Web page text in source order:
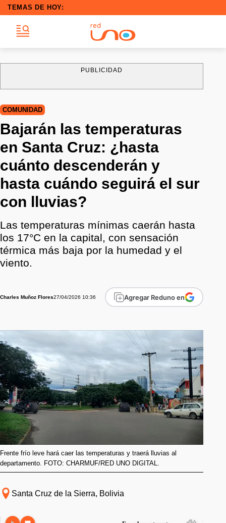
TEMAS DE HOY:
PUBLICIDAD
COMUNIDAD
Bajarán las temperaturas
en Santa Cruz: ¿hasta
cuánto descenderán y
hasta cuándo seguirá el sur
con lluvias?
Las temperaturas mínimas caerán hasta
los 17°C en la capital, con sensación
térmica más baja por la humedad y el
viento.
Charles Muñoz Flores27/04/2026 10:36 Agregar Reduno en
Frente frío leve hará caer las temperaturas y traerá lluvias al
departamento. FOTO: CHARMUF/RED UNO DIGITAL.
Santa Cruz de la Sierra, Bolivia